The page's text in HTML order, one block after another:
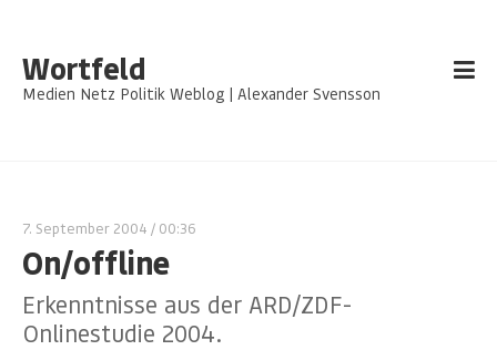
Wortfeld
Medien Netz Politik Weblog | Alexander Svensson
7. September 2004 / 00:36
On/offline
Erkenntnisse aus der ARD/ZDF-
Onlinestudie 2004.